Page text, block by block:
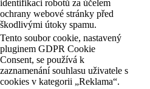
identifikaci robotů za účelem
ochrany webové stránky před
škodlivými útoky spamu.
Tento soubor cookie, nastavený
pluginem GDPR Cookie
Consent, se používá k
zaznamenání souhlasu uživatele s
cookies v kategorii „Reklama“.